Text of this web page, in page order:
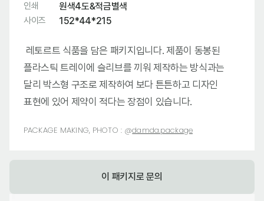
인쇄 원색4도&적금별색
사이즈 152*44*215
레토르트 식품을 담은 패키지입니다. 제품이 동봉된
플라스틱 트레이에 슬리브를 끼워 제작하는 방식과는
달리 박스형 구조로 제작하여 보다 튼튼하고 디자인
표현에 있어 제약이 적다는 장점이 있습니다.
PACKAGE MAKING, PHOTO : @damda.package
이 패키지로 문의